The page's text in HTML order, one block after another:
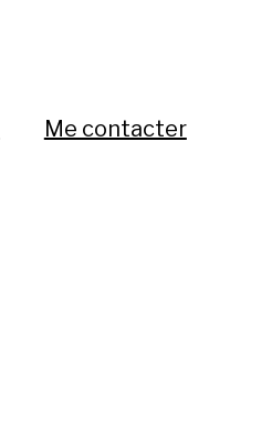
Me contacter